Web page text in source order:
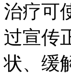
治疗可
过宣传
状、缓